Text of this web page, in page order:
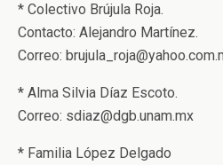
* Colectivo Brújula Roja.
Contacto: Alejandro Martínez.
Correo:
* Alma Silvia Díaz Escoto.
Correo: sdiaz@dgb.unam.mx
* Familia López Delgado